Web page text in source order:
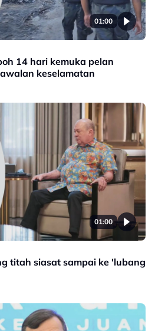
01:00
14 hari kemuka pelan
keselamatan
01:00
titah siasat sampai ke 'lubang